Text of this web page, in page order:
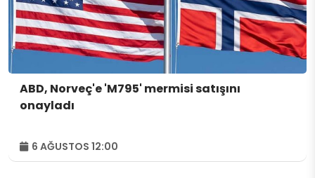
ABD, Norveç'e 'M795' mermisi satışını
onayladı
6 AĞUSTOS 12:00